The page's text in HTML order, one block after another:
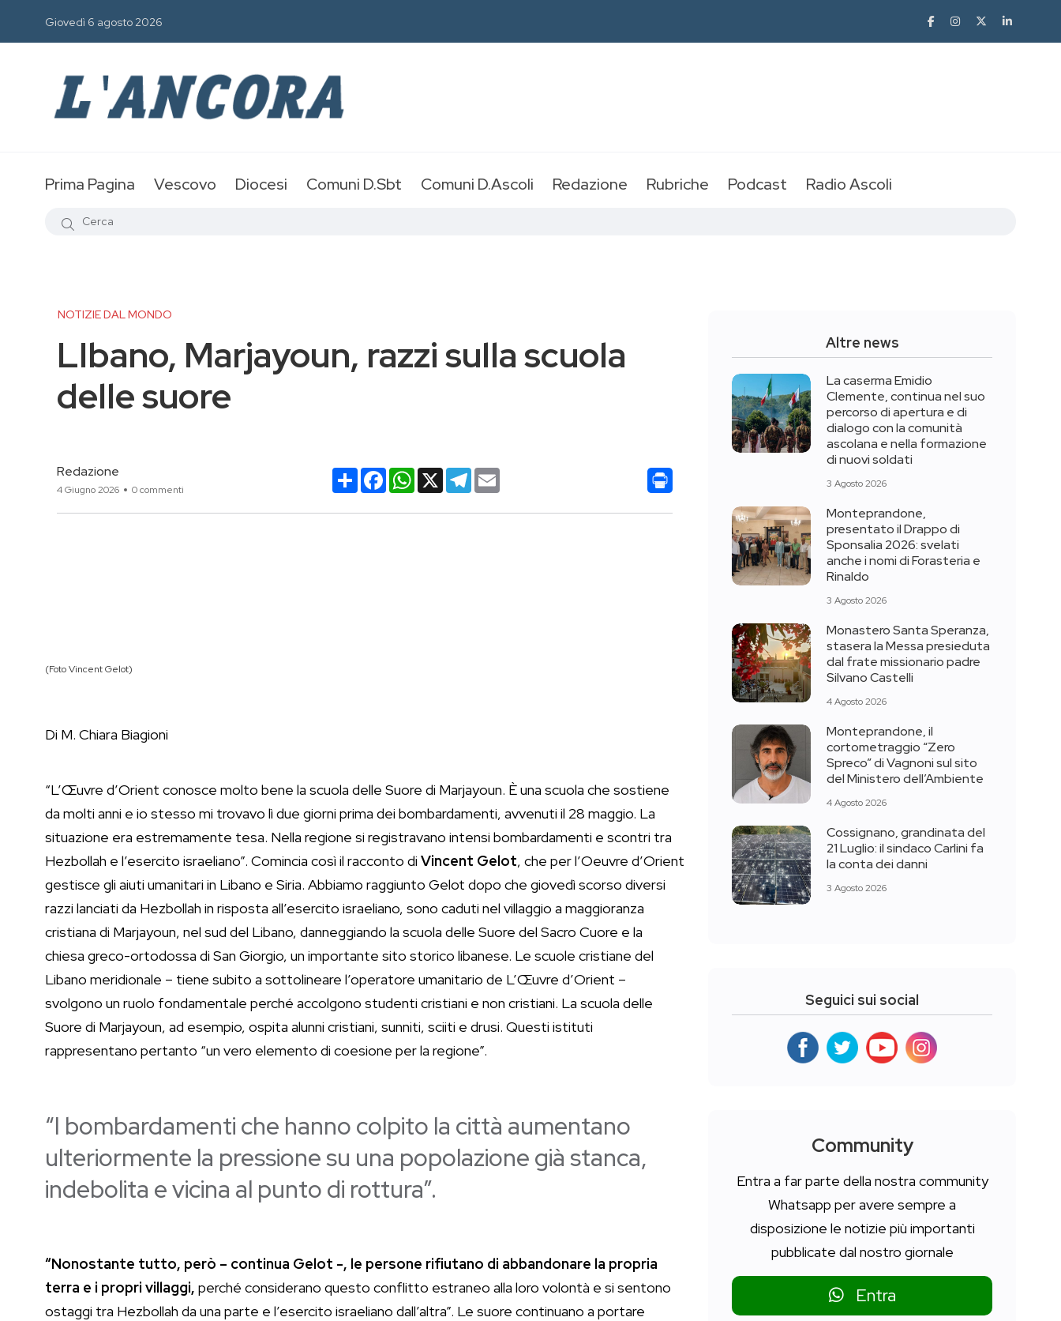
Giovedì 6 agosto 2026
Prima Pagina Vescovo Diocesi Comuni D.Sbt Comuni D.Ascoli Redazione Rubriche Podcast Radio Ascoli
NOTIZIE DAL MONDO
LIbano, Marjayoun, razzi sulla scuola
delle suore
Redazione
4 Giugno 2026 0 commenti
CondividiFacebook
WhatsApp
X Telegram
Email
(Foto Vincent Gelot)
Di M. Chiara Biagioni
“L’Œuvre d’Orient conosce molto bene la scuola delle Suore di Marjayoun. È una scuola che sostiene
da molti anni e io stesso mi trovavo lì due giorni prima dei bombardamenti, avvenuti il 28 maggio. La
situazione era estremamente tesa. Nella regione si registravano intensi bombardamenti e scontri tra
Hezbollah e l’esercito israeliano”. Comincia così il racconto di Vincent Gelot, che per l’Oeuvre d’Orient
gestisce gli aiuti umanitari in Libano e Siria. Abbiamo raggiunto Gelot dopo che giovedì scorso diversi
razzi lanciati da Hezbollah in risposta all’esercito israeliano, sono caduti nel villaggio a maggioranza
cristiana di Marjayoun, nel sud del Libano, danneggiando la scuola delle Suore del Sacro Cuore e la
chiesa greco-ortodossa di San Giorgio, un importante sito storico libanese. Le scuole cristiane del
Libano meridionale – tiene subito a sottolineare l’operatore umanitario de L’Œuvre d’Orient –
svolgono un ruolo fondamentale perché accolgono studenti cristiani e non cristiani. La scuola delle
Suore di Marjayoun, ad esempio, ospita alunni cristiani, sunniti, sciiti e drusi. Questi istituti
rappresentano pertanto “un vero elemento di coesione per la regione”.
“I bombardamenti che hanno colpito la città aumentano
ulteriormente la pressione su una popolazione già stanca,
indebolita e vicina al punto di rottura”.
“Nonostante tutto, però – continua Gelot -, le persone rifiutano di abbandonare la propria
terra e i propri villaggi, perché considerano questo conflitto estraneo alla loro volontà e si sentono
ostaggi tra Hezbollah da una parte e l’esercito israeliano dall’altra”. Le suore continuano a portare
Altre news
La caserma Emidio
Clemente, continua nel suo
percorso di apertura e di
dialogo con la comunità
ascolana e nella formazione
di nuovi soldati
3 Agosto 2026
Monteprandone,
presentato il Drappo di
Sponsalia 2026: svelati
anche i nomi di Forasteria e
Rinaldo
3 Agosto 2026
Monastero Santa Speranza,
stasera la Messa presieduta
dal frate missionario padre
Silvano Castelli
4 Agosto 2026
Monteprandone, il
cortometraggio “Zero
Spreco” di Vagnoni sul sito
del Ministero dell’Ambiente
4 Agosto 2026
Cossignano, grandinata del
21 Luglio: il sindaco Carlini fa
la conta dei danni
3 Agosto 2026
Seguici sui social
Community
Entra a far parte della nostra community
Whatsapp per avere sempre a
disposizione le notizie più importanti
pubblicate dal nostro giornale
Entra